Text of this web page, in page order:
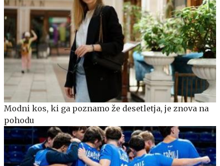
Modni kos, ki ga poznamo že desetletja, je znova na
pohodu